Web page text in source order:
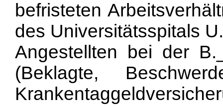
befristeten
des Universitätsspitals
Angestellten bei der
(Beklagte,